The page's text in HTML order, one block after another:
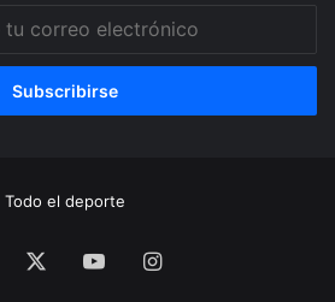
Todo el deporte
Facebook YouTubeInstagram